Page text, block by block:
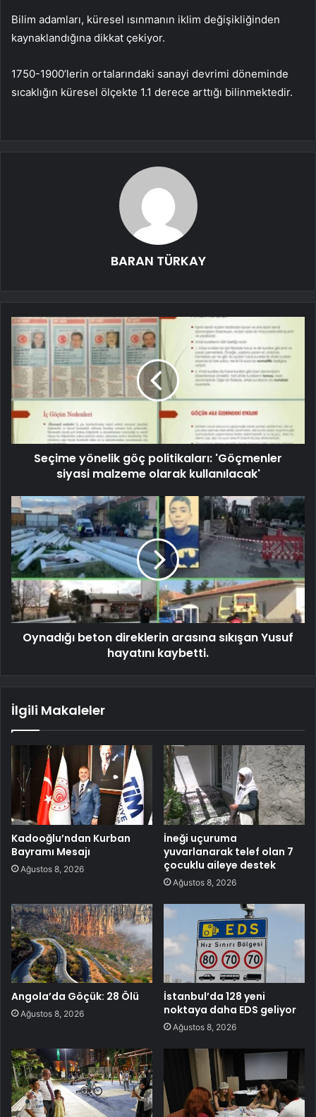
Bilim adamları, küresel ısınmanın iklim değişikliğinden
kaynaklandığına dikkat çekiyor.
1750-1900’lerin ortalarındaki sanayi devrimi döneminde
sıcaklığın küresel ölçekte 1.1 derece arttığı bilinmektedir.
BARAN TÜRKAY
Seçime yönelik göç politikaları: 'Göçmenler
siyasi malzeme olarak kullanılacak'
Oynadığı beton direklerin arasına sıkışan Yusuf
hayatını kaybetti.
İlgili Makaleler
Kadooğlu’ndan Kurban
Bayramı Mesajı
Ağustos 8, 2026
İneği uçuruma
yuvarlanarak telef olan 7
çocuklu aileye destek
Ağustos 8, 2026
Angola’da Göçük: 28 Ölü
Ağustos 8, 2026
İstanbul’da 128 yeni
noktaya daha EDS geliyor
Ağustos 8, 2026